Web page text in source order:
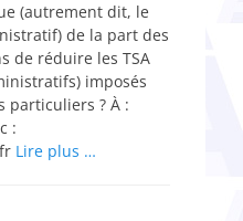
(autrement dit, le
de la part des
de réduire les TSA
imposés
particuliers ? À :
:
Lire plus …